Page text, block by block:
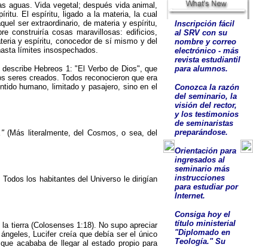
aguas. Vida vegetal; después vida animal,
El espíritu, ligado a la materia, la cual
ser extraordinario, de materia y espíritu,
construiría cosas maravillosas: edificios,
y espíritu, conocedor de sí mismo y del
límites insospechados.
describe Hebreos 1:" El Verbo de Dios", que
seres creados. Todos reconocieron que era
humano, limitado y pasajero, sino en el
"(Más literalmente, del Cosmos, o sea, del
los habitantes del Universo le dirigían
tierra (Colosenses 1:18). No supo apreciar
Lucifer creía que debía ser el único
acababa de llegar al estado propio para
Inscripción fácil
al SRV con su
nombre y correo
electrónico - más
revista estudiantil
para alumnos.
Conozca la razón
del seminario, la
visión del rector,
y los testimonios
de seminaristas
preparándose.
Orientación para
ingresados al
seminario más
instrucciones
para estudiar por
Internet.
Consiga hoy el
título ministerial
"Diplomado en
Teología."Su